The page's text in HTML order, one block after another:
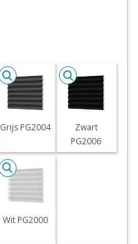
Grijs PG2004
Zwart
PG2006
Wit PG2000